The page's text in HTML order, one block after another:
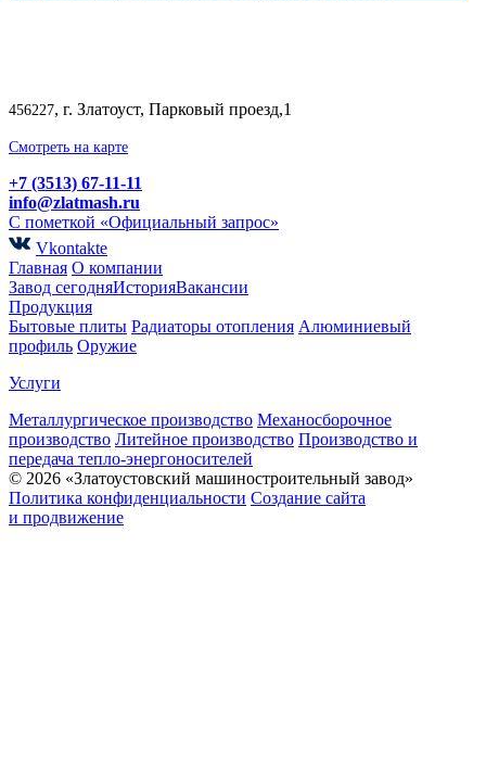
456227, г. Златоуст, Парковый проезд,1
Смотреть на карте
+7 (3513) 67-11-11
info@zlatmash.ru
С пометкой «Официальный запрос»
Vkontakte
Главная О компании
Завод сегодняИсторияВакансии
Продукция
Бытовые плиты Радиаторы отопления Алюминиевый
профиль Оружие
Услуги
Металлургическое производство Механосборочное
производство Литейное производство Производство и
передача тепло-энергоносителей
© 2026 «Златоустовский машиностроительный завод»
Политика конфиденциальности Создание сайта
и продвижение